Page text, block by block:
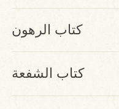
كتاب الرهون
كتاب الشفعة